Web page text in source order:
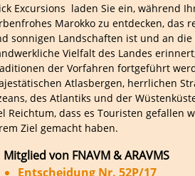
Excursions laden Sie ein, während
Marokko zu entdecken, das
sonnigen Landschaften ist und an
Vielfalt des Landes
der Vorfahren fortgeführt
Atlasbergen, herrlichen
des Atlantiks und der
Reichtum, dass es Touristen gefallen
Ziel gemacht haben.
Mitglied von FNAVM & ARAVMS
Entscheidung Nr. 52P/17